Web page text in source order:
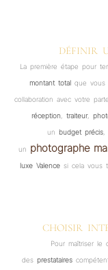
DÉFINIR
La première étape pour
montant total que vous
collaboration avec votre
réception, traiteur,
un budget précis,
un photographe
luxe Valencesi cela vous
CHOISIR
Pour maîtriser le
des prestataires